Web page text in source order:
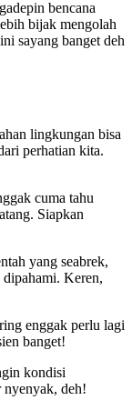
bencana
bijak mengolah
sayang banget deh
lingkungan bisa
perhatian kita.
cuma tahu
Siapkan
yang seabrek,
Keren,
enggak perlu lagi
banget!
kondisi
deh!